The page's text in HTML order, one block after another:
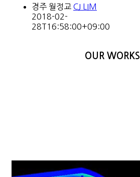
경주 월정교 CJ LIM
2018-02-
28T16:58:00+09:00
OUR WORKS